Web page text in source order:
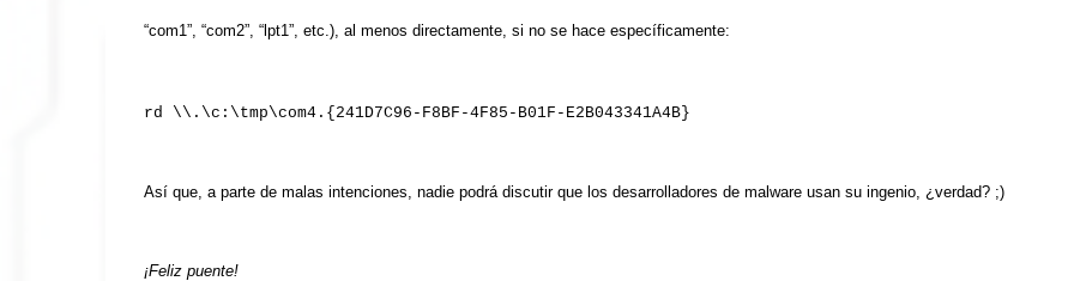
“com1”, “com2”, “lpt1”, etc.), al menos directamente, si no se hace específicamente:
rd \\.\c:\tmp\com4.{241D7C96-F8BF-4F85-B01F-E2B043341A4B}
Asíque, a parte de malas intenciones, nadie podrá discutirque los desarrolladores de malware usan su ingenio, ¿verdad? ;)
¡Feliz puente!